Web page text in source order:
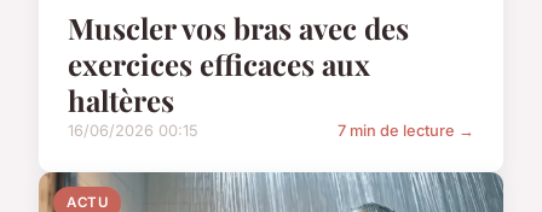
Muscler vos bras avec des
exercices efficaces aux
haltères
16/06/2026 00:15 7 min de lecture →
ACTU